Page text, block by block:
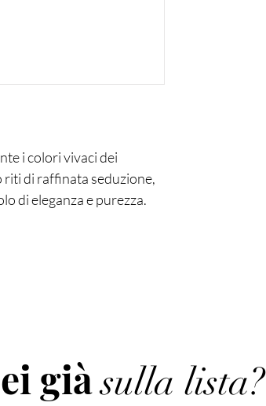
i colori vivaci dei
riti di raffinata seduzione,
di eleganza e purezza.
giàsulla lista?